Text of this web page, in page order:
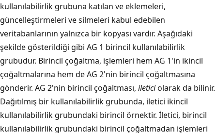
kullanılabilirlik grubuna katılan ve eklemeleri,
güncelleştirmeleri ve silmeleri kabul edebilen
veritabanlarının yalnızca bir kopyası vardır. Aşağıdaki
şekilde gösterildiği gibi AG 1 birincil kullanılabilirlik
grubudur. Birincil çoğaltma, işlemleri hem AG 1'in ikincil
çoğaltmalarına hem de AG 2'nin birincil çoğaltmasına
gönderir. AG 2'nin birincil çoğaltması, ileticiolarak da bilinir.
Dağıtılmış bir kullanılabilirlik grubunda, iletici ikincil
kullanılabilirlik grubundaki birincil örnektir. İletici, birincil
kullanılabilirlik grubundaki birincil çoğaltmadan işlemleri